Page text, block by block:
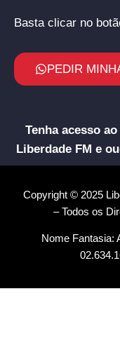
Basta clicar no
PEDIR
Tenha acesso
Liberdade FM e
Copyright © 2025
– Todos os
Nome Fantasia: